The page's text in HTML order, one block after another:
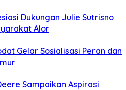
Dukungan Julie Sutrisno
Alor
Gelar Sosialisasi Peran dan
Sampaikan Aspirasi